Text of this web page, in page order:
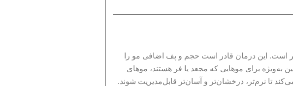
است. این درمان قادر است حجم و پف اضافی مو را
به‌ویژه برای موهایی که مجعد یا فر هستند، موهای
تا نرم‌تر، درخشان‌تر و آسان‌تر قابل‌مدیریت شوند.